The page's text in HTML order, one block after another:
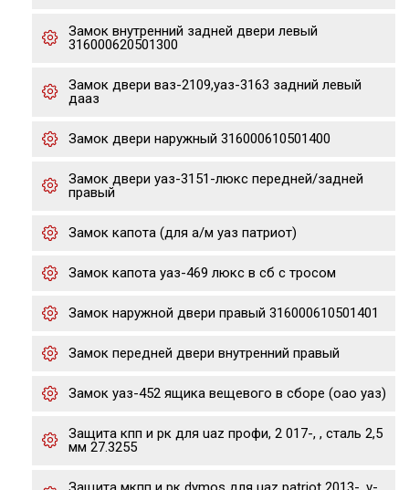
Замок внутренний задней двери левый
316000620501300
Замок двери ваз-2109,уаз-3163 задний левый
дааз
Замок двери наружный 316000610501400
Замок двери уаз-3151-люкс передней/задней
правый
Замок капота (для а/м уаз патриот)
Замок капота уаз-469 люкс в сб с тросом
Замок наружной двери правый 316000610501401
Замок передней двери внутренний правый
Замок уаз-452 ящика вещевого в сборе (оао уаз)
Защита кпп и рк для uaz профи, 2 017-, , сталь 2,5
мм 27.3255